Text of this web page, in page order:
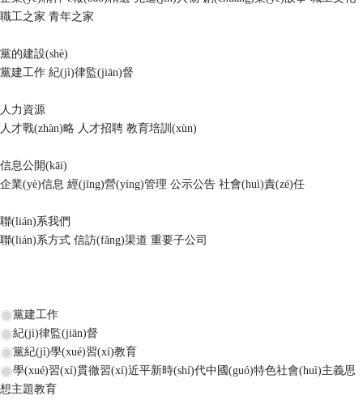
職工之家 青年之家
黨的建設(shè)
黨建工作 紀(jì)律監(jiān)督
人力資源
人才戰(zhàn)略 人才招聘 教育培訓(xùn)
信息公開(kāi)
企業(yè)信息 經(jīng)營(yíng)管理 公示公告 社會(huì)責(zé)任
聯(lián)系我們
聯(lián)系方式 信訪(fǎng)渠道 重要子公司
黨建工作
紀(jì)律監(jiān)督
黨紀(jì)學(xué)習(xí)教育
學(xué)習(xí)貫徹習(xí)近平新時(shí)代中國(guó)特色社會(huì)主義思
想主題教育